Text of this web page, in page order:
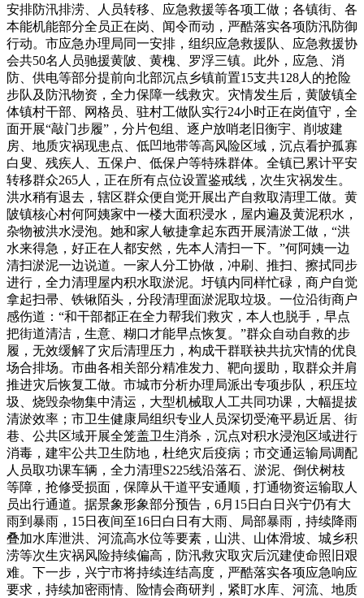
安排防汛排涝、人员转移、应急救援等各项工做；各镇街、各
本能机能部分全员正在岗、闻令而动，严酷落实各项防汛防御
行动。市应急办理局同一安排，组织应急救援队、应急救援协
会共50名人员驰援黄陂、黄槐、罗浮三镇。此外，应急、消
防、供电等部分提前向北部沉点乡镇前置15支共128人的抢险
步队及防汛物资，全力保障一线救灾。灾情发生后，黄陂镇全
体镇村干部、网格员、驻村工做队实行24小时正在岗值守，全
面开展“敲门步履”，分片包组、逐户放哨老旧衡宇、削坡建
房、地质灾祸现患点、低凹地带等高风险区域，沉点看护孤寡
白叟、残疾人、五保户、低保户等特殊群体。全镇已累计平安
转移群众265人，正在所有点位设置鉴戒线，次生灾祸发生。
洪水稍有退去，辖区群众便自觉开展出产自救取清理工做。黄
陂镇核心村何阿姨家中一楼大面积浸水，屋内遍及黄泥积水，
杂物被洪水浸泡。她和家人敏捷拿起东西开展清淤工做，“洪
水来得急，好正在人都安然，先本人清扫一下。”何阿姨一边
清扫淤泥一边说道。一家人分工协做，冲刷、推扫、擦拭同步
进行，全力清理屋内积水取淤泥。圩镇内同样忙碌，商户自觉
拿起扫帚、铁锹陌头，分段清理面淤泥取垃圾。一位沿街商户
感伤道：“和干部都正在全力帮我们救灾，本人也脱手，早点
把街道清洁，生意、糊口才能早点恢复。”群众自动自救的步
履，无效缓解了灾后清理压力，构成干群联袂共抗灾情的优良
场合排场。市曲各相关部分精准发力、靶向援助，取群众并肩
推进灾后恢复工做。市城市分析办理局派出专项步队，积压垃
圾、烧毁杂物集中清运，大型机械取人工共同功课，大幅提拔
清淤效率；市卫生健康局组织专业人员深切受淹平易近居、街
巷、公共区域开展全笼盖卫生消杀，沉点对积水浸泡区域进行
消毒，建牢公共卫生防地，杜绝灾后疫病；市交通运输局调配
人员取功课车辆，全力清理S225线沿落石、淤泥、倒伏树枝
等障，抢修受损面，保障从干道平安通顺，打通物资运输取人
员出行通道。据景象形象部分预告，6月15日白日兴宁仍有大
雨到暴雨，15日夜间至16日白日有大雨、局部暴雨，持续降雨
叠加水库泄洪、河流高水位等要素，山洪、山体滑坡、城乡积
涝等次生灾祸风险持续偏高，防汛救灾取灾后沉建使命照旧艰
难。下一步，兴宁市将持续连结高度，严酷落实各项应急响应
要求，持续加密雨情、险情会商研判，紧盯水库、河流、地质